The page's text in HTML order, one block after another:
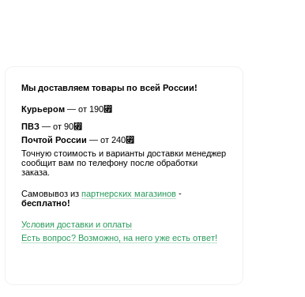
Мы доставляем товары по всей России!
Курьером — от 190⃏
ПВЗ — от 90⃏
Почтой России — от 240⃏
Точную стоимость и варианты доставки менеджер
сообщит вам по телефону после обработки
заказа.
Самовывоз из партнерских магазинов -
бесплатно!
Условия доставки и оплаты
Есть вопрос? Возможно, на него уже есть ответ!